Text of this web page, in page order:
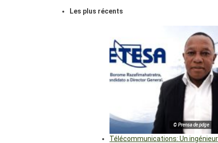
Les plus récents
© Prensa de pdge
Télécommunications: Un ingénieur